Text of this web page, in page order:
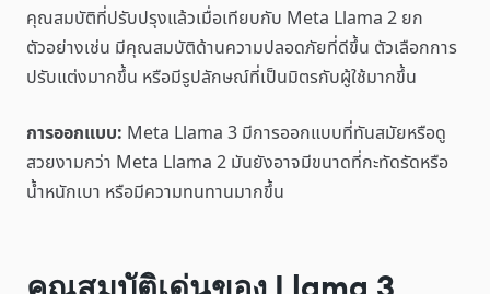
คุณสมบัติที่ปรับปรุงแล้วเมื่อเทียบกับ Meta Llama 2 ยก
ตัวอย่างเช่น มีคุณสมบัติด้านความปลอดภัยที่ดีขึ้น ตัวเลือกการ
ปรับแต่งมากขึ้น หรือมีรูปลักษณ์ที่เป็นมิตรกับผู้ใช้มากขึ้น
การออกแบบ: Meta Llama 3 มีการออกแบบที่ทันสมัยหรือดู
สวยงามกว่า Meta Llama 2 มันยังอาจมีขนาดที่กะทัดรัดหรือ
น้ำหนักเบา หรือมีความทนทานมากขึ้น